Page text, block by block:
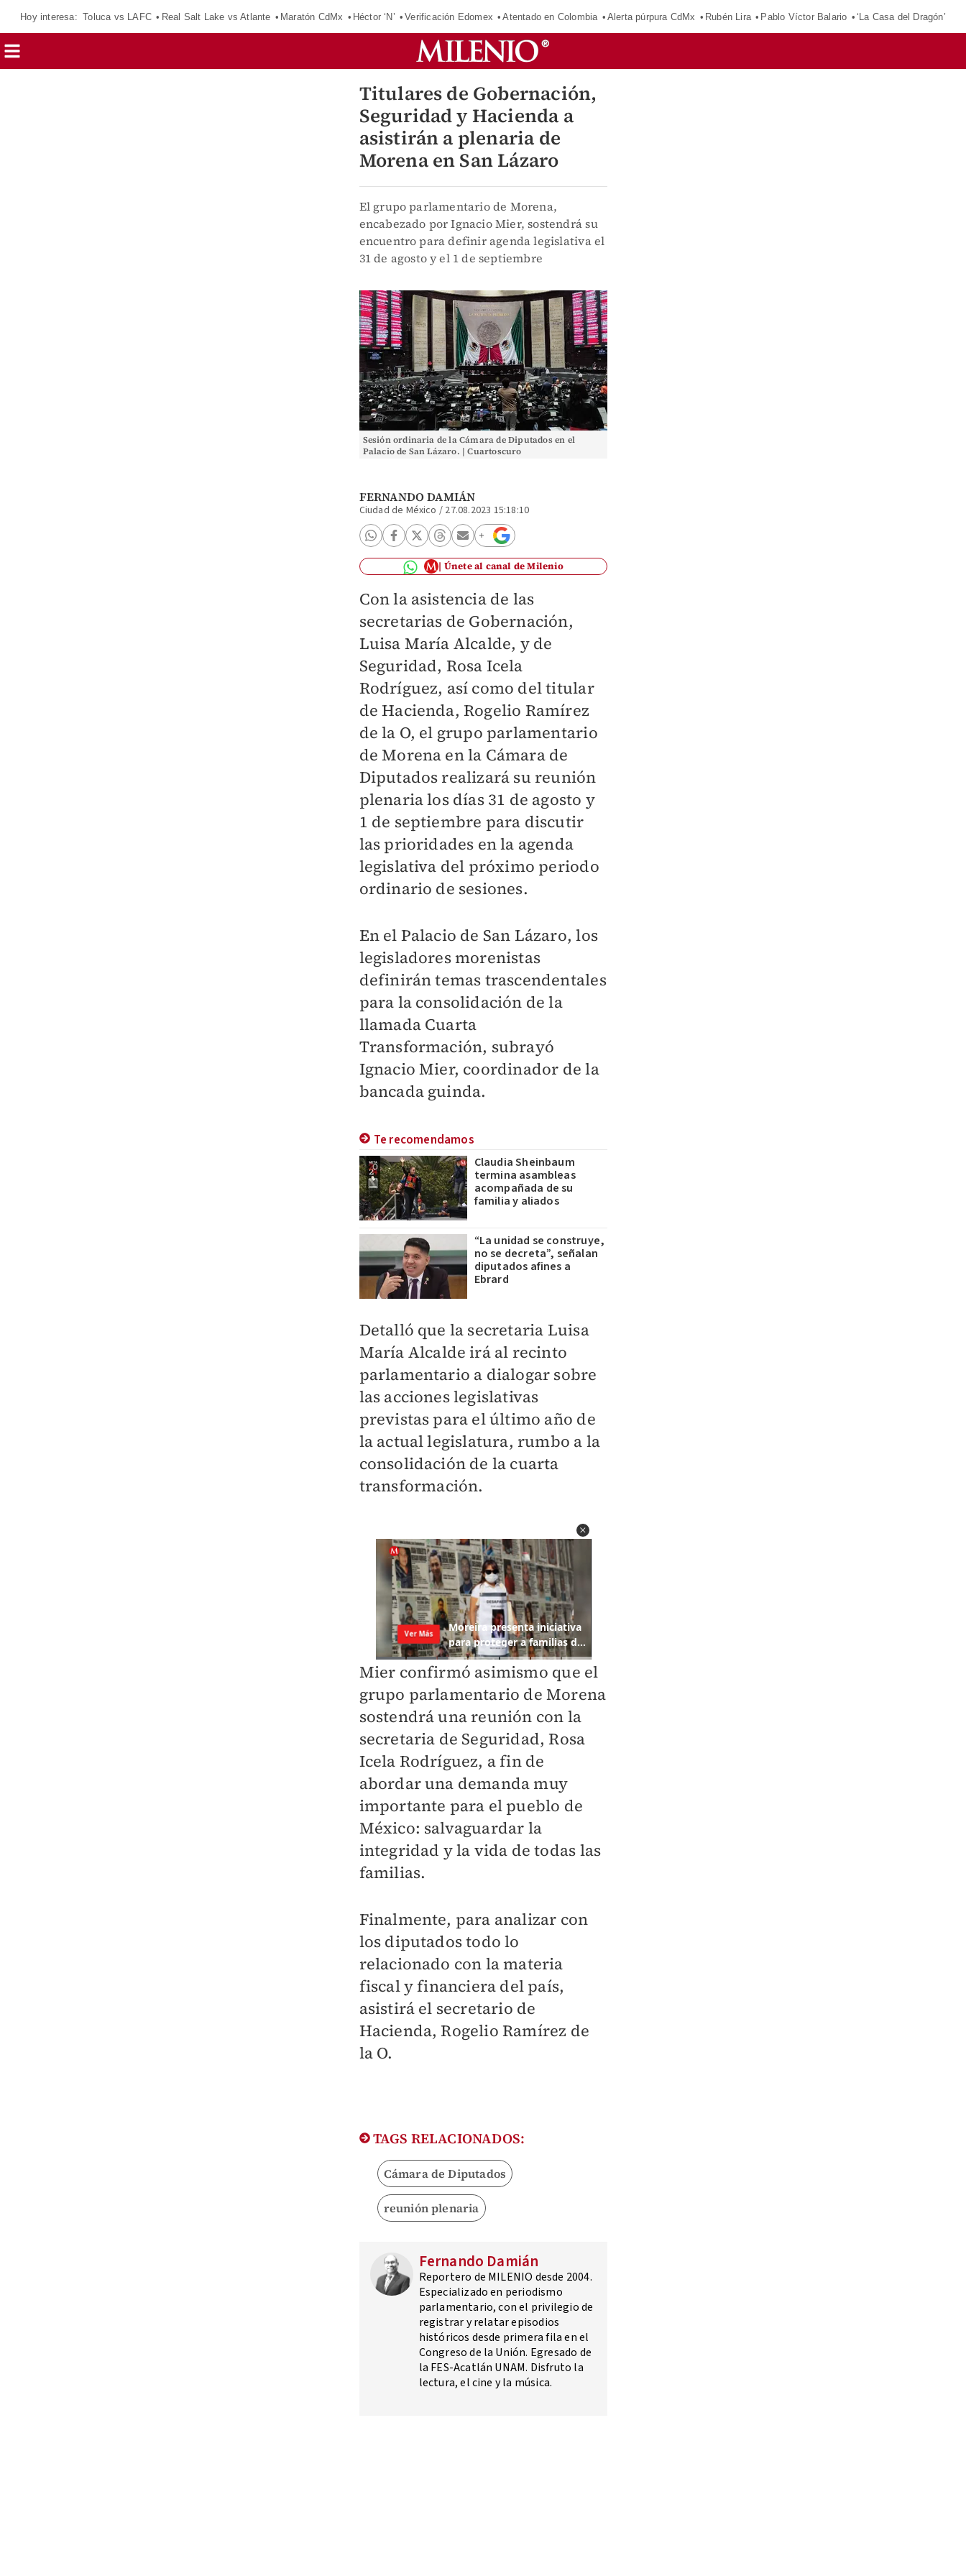
Hoy interesa: Toluca vs LAFC Real Salt Lake vs Atlante Maratón CdMx Héctor ‘N’ Verificación Edomex Atentado en Colombia Alerta púrpura CdMx Rubén Lira Pablo Víctor Balario ‘La Casa del Dragón’
Titulares de Gobernación,
Seguridad y Hacienda a
asistirán a plenaria de
Morena en San Lázaro
El grupo parlamentario de Morena,
encabezado por Ignacio Mier, sostendrá su
encuentro para definir agenda legislativa el
31 de agosto y el 1 de septiembre
Sesión ordinaria de la Cámara de Diputados en el
Palacio de San Lázaro. | Cuartoscuro
FERNANDO DAMIÁN
Ciudad de México / 27.08.2023 15:18:10
Únete al canal de Milenio
Con la asistencia de las
secretarias de Gobernación,
Luisa María Alcalde, y de
Seguridad, Rosa Icela
Rodríguez, así como del titular
de Hacienda, Rogelio Ramírez
de la O, el grupo parlamentario
de Morena en la Cámara de
Diputados realizará su reunión
plenaria los días 31 de agosto y
1 de septiembre para discutir
las prioridades en la agenda
legislativa del próximo periodo
ordinario de sesiones.
En el Palacio de San Lázaro, los
legisladores morenistas
definirán temas trascendentales
para la consolidación de la
llamada Cuarta
Transformación, subrayó
Ignacio Mier, coordinador de la
bancada guinda.
Te recomendamos
Claudia Sheinbaum
termina asambleas
acompañada de su
familia y aliados
“La unidad se construye,
no se decreta”, señalan
diputados afines a
Ebrard
Detalló que la secretaria Luisa
María Alcalde irá al recinto
parlamentario a dialogar sobre
las acciones legislativas
previstas para el último año de
la actual legislatura, rumbo a la
consolidación de la cuarta
transformación.
Mier confirmó asimismo que el
grupo parlamentario de Morena
sostendrá una reunión con la
secretaria de Seguridad, Rosa
Icela Rodríguez, a fin de
abordar una demanda muy
importante para el pueblo de
México: salvaguardar la
integridad y la vida de todas las
familias.
Finalmente, para analizar con
los diputados todo lo
relacionado con la materia
fiscal y financiera del país,
asistirá el secretario de
Hacienda, Rogelio Ramírez de
la O.
TAGS RELACIONADOS:
Cámara de Diputados
reunión plenaria
Fernando Damián
Reportero de MILENIO desde 2004.
Especializado en periodismo
parlamentario, con el privilegio de
registrar y relatar episodios
históricos desde primera fila en el
Congreso de la Unión. Egresado de
la FES-Acatlán UNAM. Disfruto la
lectura, el cine y la música.